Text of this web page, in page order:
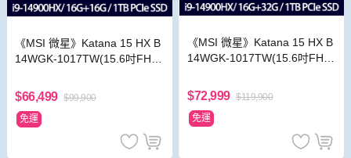
《MSI 微星》Katana 15 HX B
14WGK-1017TW(15.6吋FHD/
TX5070/特仕版)
$66,499 $99,900
免運
《MSI 微星》Katana 15 HX B
14WGK-1017TW(15.6吋FHD/
TX5070/特仕版)
$72,999 $119,900
免運